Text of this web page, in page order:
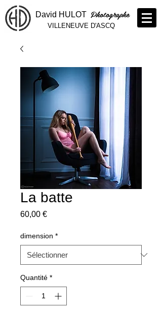
David HULOT Photographe
VILLENEUVE D'ASCQ
La batte
60,00 €Prix
dimension *
Quantité *